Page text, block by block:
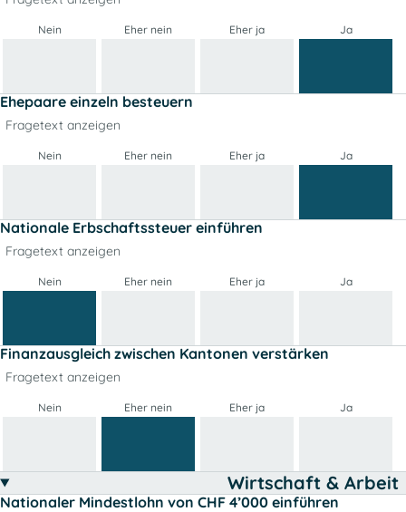
Nein Eher nein Eher ja Ja
Ehepaare einzeln besteuern
Fragetext anzeigen
Nein Eher nein Eher ja Ja
Nationale Erbschaftssteuer einführen
Fragetext anzeigen
Nein Eher nein Eher ja Ja
Finanzausgleich zwischen Kantonen verstärken
Fragetext anzeigen
Nein Eher nein Eher ja Ja
Wirtschaft & Arbeit
Nationaler Mindestlohn von CHF 4’000 einführen